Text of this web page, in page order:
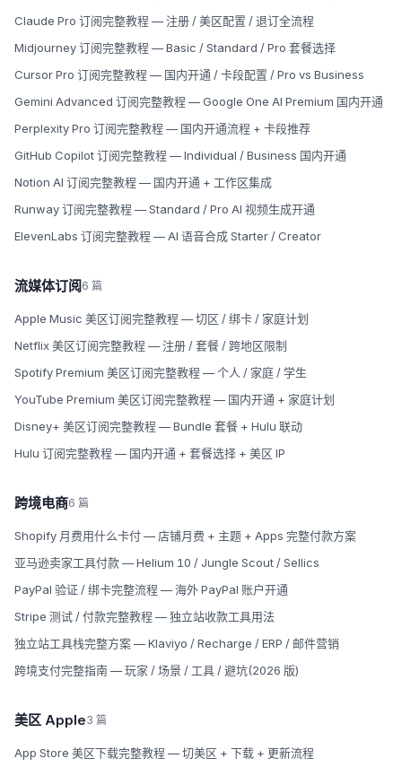
Claude Pro 订阅完整教程 — 注册 / 美区配置 / 退订全流程
Midjourney 订阅完整教程 — Basic / Standard / Pro 套餐选择
Cursor Pro 订阅完整教程 — 国内开通 / 卡段配置 / Pro vs Business
Gemini Advanced 订阅完整教程 — Google One AI Premium 国内开通
Perplexity Pro 订阅完整教程 — 国内开通流程 + 卡段推荐
GitHub Copilot 订阅完整教程 — Individual / Business 国内开通
Notion AI 订阅完整教程 — 国内开通 + 工作区集成
Runway 订阅完整教程 — Standard / Pro AI 视频生成开通
ElevenLabs 订阅完整教程 — AI 语音合成 Starter / Creator
流媒体订阅6 篇
Apple Music 美区订阅完整教程 — 切区 / 绑卡 / 家庭计划
Netflix 美区订阅完整教程 — 注册 / 套餐 / 跨地区限制
Spotify Premium 美区订阅完整教程 — 个人 / 家庭 / 学生
YouTube Premium 美区订阅完整教程 — 国内开通 + 家庭计划
Disney+ 美区订阅完整教程 — Bundle 套餐 + Hulu 联动
Hulu 订阅完整教程 — 国内开通 + 套餐选择 + 美区 IP
跨境电商6 篇
Shopify 月费用什么卡付 — 店铺月费 + 主题 + Apps 完整付款方案
亚马逊卖家工具付款 — Helium 10 / Jungle Scout / Sellics
PayPal 验证 / 绑卡完整流程 — 海外 PayPal 账户开通
Stripe 测试 / 付款完整教程 — 独立站收款工具用法
独立站工具栈完整方案 — Klaviyo / Recharge / ERP / 邮件营销
跨境支付完整指南 — 玩家 / 场景 / 工具 / 避坑(2026 版)
美区 Apple3 篇
App Store 美区下载完整教程 — 切美区 + 下载 + 更新流程